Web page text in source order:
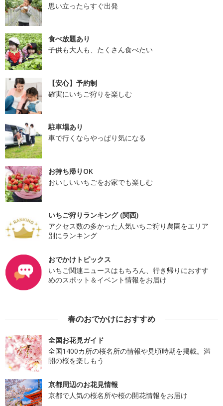
思い立ったらすぐ出発
食べ放題あり
子供も大人も、たくさん食べたい
【安心】予約制
確実にいちご狩りを楽しむ
駐車場あり
車で行くならやっぱり気になる
お持ち帰りOK
おいしいいちごをお家でも楽しむ
いちご狩りランキング (関西)
アクセス数の多かった人気いちご狩り農園をエリア
別にランキング
おでかけトピックス
いちご関連ニュースはもちろん、行き帰りにおすす
めのスポット＆イベント情報をお届け
春のおでかけにおすすめ
全国お花見ガイド
全国1400カ所の桜名所の情報や見頃時期を掲載。満
開の桜を楽しもう
京都周辺のお花見情報
京都で人気の桜名所や桜の開花情報をお届け